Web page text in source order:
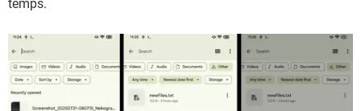
temps.